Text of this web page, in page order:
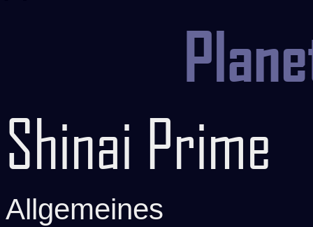
Shinai Prime
Allgemeines